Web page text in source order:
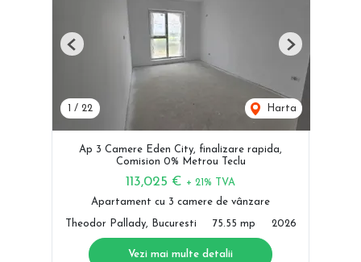
/ 22 Harta
Previous Next
Ap 3 Camere Eden City, finalizare rapida,
Comision 0% Metrou Teclu
113,025 € + 21% TVA
Apartament cu 3 camere de vânzare
Theodor Pallady, Bucuresti 75.55 mp 2026
Vezi mai multe detalii